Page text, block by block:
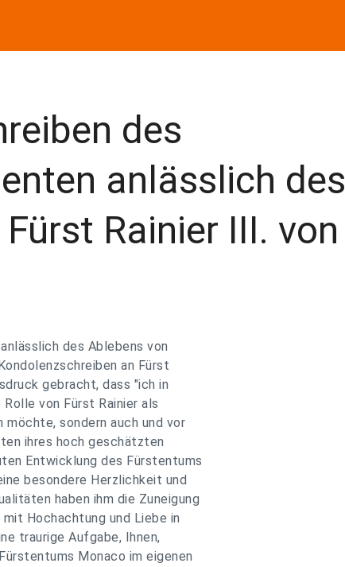
des
anlässlich des
Rainier III. von
des Ablebens von
an Fürst
gebracht, dass "ich in
von Fürst Rainier als
möchte, sondern auch und vor
ihres hoch geschätzten
Entwicklung des Fürstentums
besondere Herzlichkeit und
haben ihm die Zuneigung
Hochachtung und Liebe in
traurige Aufgabe, Ihnen,
Monaco im eigenen